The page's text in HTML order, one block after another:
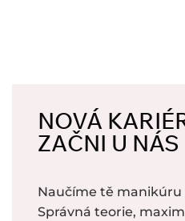
NOVÁ
ZAČNI U NÁS
Naučíme tě manikúru
Správná teorie,